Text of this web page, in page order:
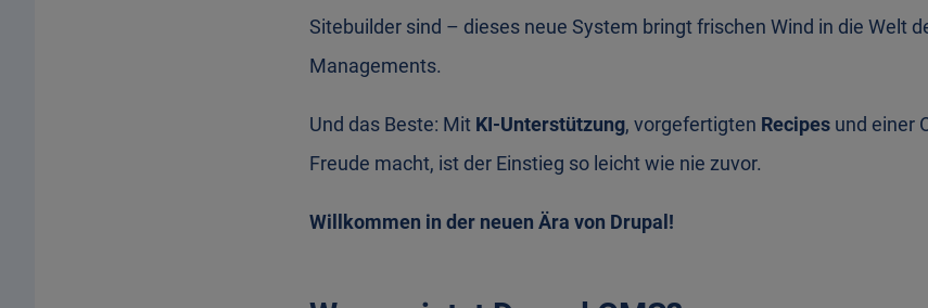
Sitebuilder sind – dieses neue System bringt frischen Wind in die Welt
Managements.
Und das Beste: Mit KI-Unterstützung, vorgefertigten Recipes und einer
Freude macht, ist der Einstieg so leicht wie nie zuvor.
Willkommen in der neuen Ära von Drupal!